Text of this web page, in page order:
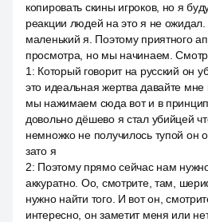
копировать скины игроков, но я
реакции людей на это я не ожидал.
маленький я. Поэтому приятного
просмотра, но мы начинаем.
1 : Который говорит на русский он
это идеальная жертва давайте мне
мы нажимаем сюда вот и в
довольно дёшево я стал убийцей
немножко не получилось тупой он
зато я
2: Поэтому прямо сейчас нам
аккуратно. Оо, смотрите, там,
нужно найти того. И вот он,
интересно, он заметит меня или